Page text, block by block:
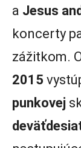
a Jesus
koncerty
zážitkom.
2015
punkovej